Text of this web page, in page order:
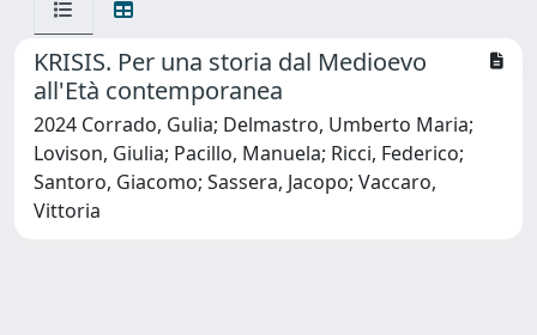
KRISIS. Per una storia dal Medioevo
all'Età contemporanea
2024 Corrado, Gulia; Delmastro, Umberto Maria;
Lovison, Giulia; Pacillo, Manuela; Ricci, Federico;
Santoro, Giacomo; Sassera, Jacopo; Vaccaro,
Vittoria